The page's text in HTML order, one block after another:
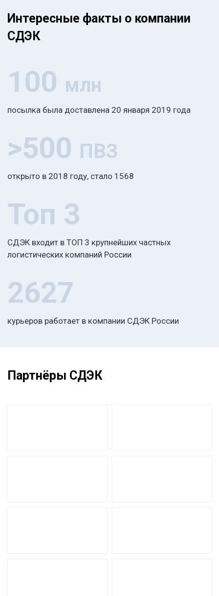
Интересные факты о компании
СДЭК
100 млн
посылка была доставлена 20 января 2019 года
>500 ПВЗ
открыто в 2018 году, стало 1568
Топ 3
СДЭК входит в ТОП 3 крупнейших частных
логистических компаний России
2627
курьеров работает в компании СДЭК России
Партнёры СДЭК